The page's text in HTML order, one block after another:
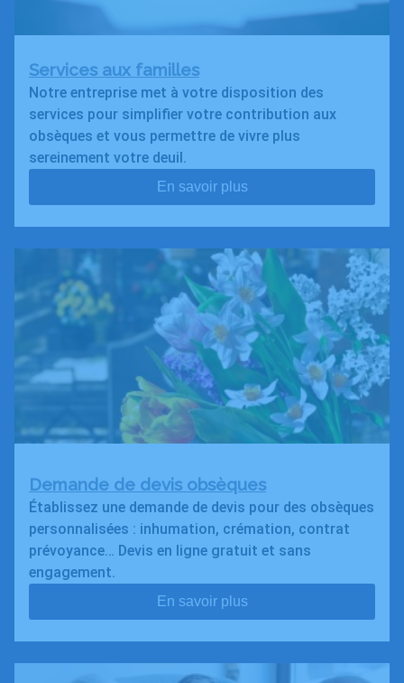
Services aux familles
Notre entreprise met à votre disposition des
services pour simplifier votre contribution aux
obsèques et vous permettre de vivre plus
sereinement votre deuil.
En savoir plus
Demande de devis obsèques
Établissez une demande de devis pour des obsèques
personnalisées : inhumation, crémation, contrat
prévoyance… Devis en ligne gratuit et sans
engagement.
En savoir plus